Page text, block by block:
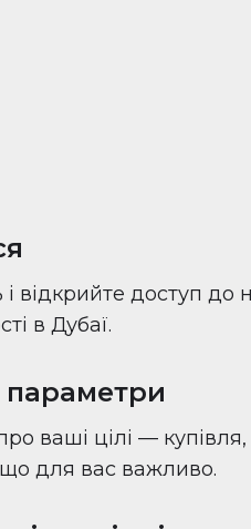
і відкрийте доступ до
в Дубаї.
параметри
ваші цілі —
що для вас важливо.